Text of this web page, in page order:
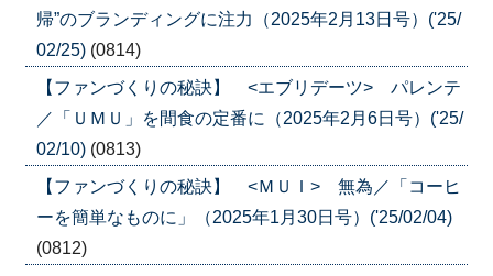
帰”のブランディングに注力（2025年2月13日号）('25/
02/25) (0814)
【ファンづくりの秘訣】 <エブリデーツ> パレンテ
／「ＵＭＵ」を間食の定番に（2025年2月6日号）('25/
02/10) (0813)
【ファンづくりの秘訣】 <ＭＵＩ> 無為／「コーヒ
ーを簡単なものに」（2025年1月30日号）('25/02/04)
(0812)